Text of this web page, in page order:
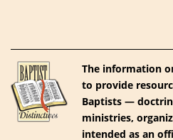
The information
to provide
Baptists —
ministries,
intended as an